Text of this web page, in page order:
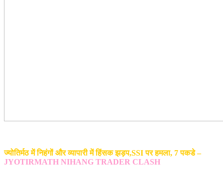
ज्योतिर्मठ में निहंगों और व्यापारी में हिंसक झड़प,SSI पर हमला, 7 पकडे –
JYOTIRMATH NIHANG TRADER CLASH